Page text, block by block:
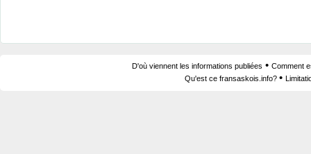
D'où viennent les informations publiées • Comment
Qu'est ce fransaskois.info? •